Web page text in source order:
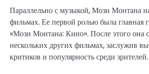
Параллельно с музыкой, Мози Монтана
фильмах. Ее первой ролью была главная
«Мози Монтана: Кино». После этого она
нескольких других фильмах, заслужив
критиков и популярность среди зрителей.